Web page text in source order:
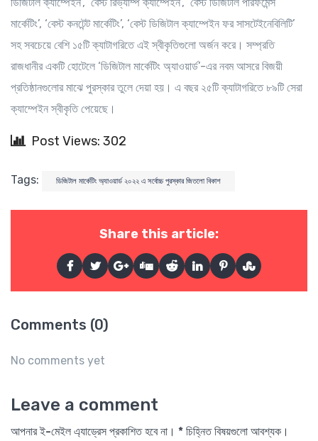
মার্কেটিং’, ‘বেস্ট কনটেন্ট মার্কেটিং’, ‘বেস্ট ডিজিটাল ক্যাম্পেইন ফর সাসটেইনেবিলিটি’
সহ সবচেয়ে বেশি ১৫টি ক্যাটাগরিতে এই স্বীকৃতিগুলো অর্জন করে। সম্প্রতি
রাজধানীর একটি হোটেলে ‘ডিজিটাল মার্কেটিং অ্যাওয়ার্ড’-এর নবম আসরে বিজয়ী
প্রতিষ্ঠানগুলোর মাঝে পুরস্কার তুলে দেয়া হয়। এ বছর ২৫টি ক্যাটাগরিতে ৮৯টি সেরা
ক্যাম্পেইন স্বীকৃতি পেয়েছে।
Post Views: 302
Tags: ডিজিটাল মার্কেটিং অ্যাওয়ার্ড ২০২২ এ সর্বোচ্চ পুরস্কার জিতলো বিকাশ
Share this article:
Comments (0)
No comments yet
Leave a comment
আপনার ই-মেইল এ্যাড্রেস প্রকাশিত হবে না। * চিহ্নিত বিষয়গুলো আবশ্যক।